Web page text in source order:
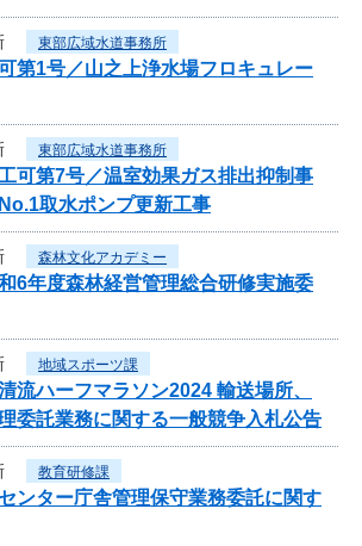
東部広域水道事務所
第1号／山之上浄水場フロキュレー
東部広域水道事務所
可第7号／温室効果ガス排出抑制事
取水ポンプ更新工事
森林文化アカデミー
6年度森林経営管理総合研修実施委
地域スポーツ課
流ハーフマラソン2024 輸送場所、
委託業務に関する一般競争入札公告
教育研修課
ンター庁舎管理保守業務委託に関す